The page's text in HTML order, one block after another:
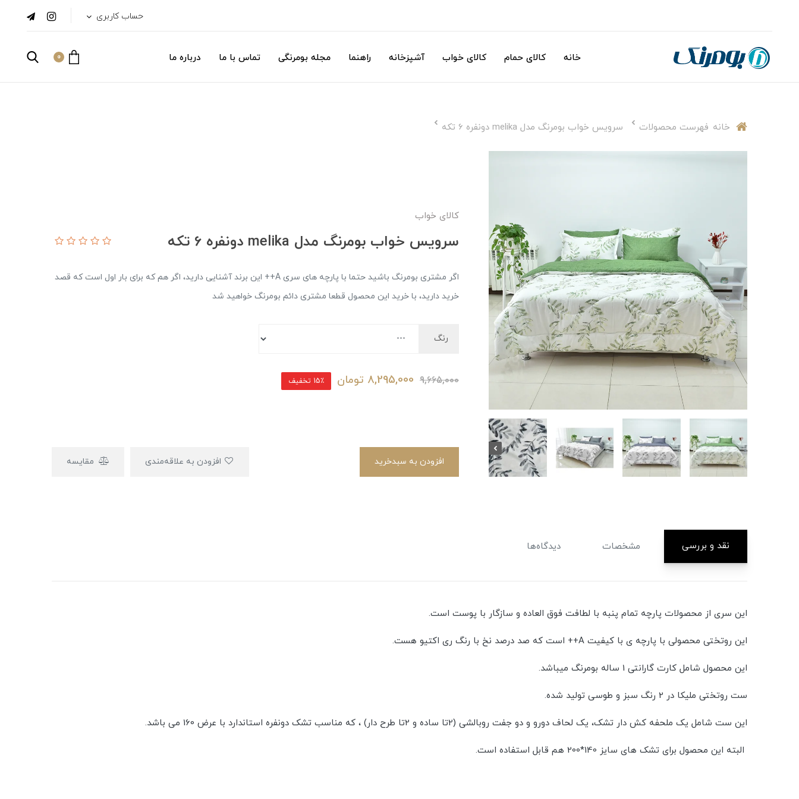
حساب کاربری
خانه کالای حمام کالای خواب آشپزخانه راهنما مجله بومرنگی تماس با ما درباره ما 0
خانه فهرست محصولات سرویس خواب بومرنگ مدل melika دونفره 6 تکه
کالای خواب
سرویس خواب بومرنگ مدل melika دونفره 6 تکه
اگر مشتری بومرنگ باشید حتما با پارچه های سری A++ این برند آشنایی دارید، اگر هم که برای بار اول است که قصد
خرید دارید، با خرید این محصول قطعا مشتری دائم بومرنگ خواهید شد
رنگ
9,665,000
8,295,000 تومان 15٪ تخفیف
افزودن به سبدخرید مقایسه
نقد و بررسی مشخصات دیدگاه‌ها
این سری از محصولات پارچه تمام پنبه با لطافت فوق العاده و سازگار با پوست است.
این روتختی محصولی با پارچه ی با کیفیت A++ است که صد درصد نخ با رنگ ری اکتیو هست.
این محصول شامل کارت گارانتی 1 ساله بومرنگ میباشد.
ست روتختی ملیکا در 2 رنگ سبز و طوسی تولید شده.
این ست شامل یک ملحفه کش دار تشک، یک لحاف دورو و دو جفت روبالشی (2تا ساده و 2تا طرح دار) ، که مناسب تشک دونفره استاندارد با عرض 160 می باشد.
البته این محصول برای تشک های سایز 140*200 هم قابل استفاده است.